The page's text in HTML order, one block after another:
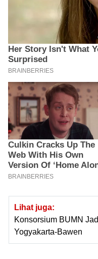
Lihat juga:
Konsorsium BUMN
Yogyakarta-Bawen